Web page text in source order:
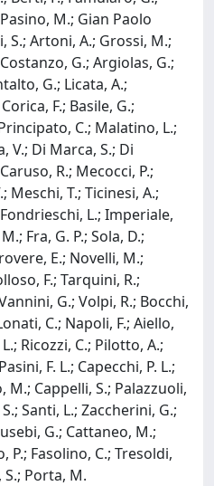
M.; Gian Paolo
S.; Artoni, A.; Grossi, M.;
G.; Argiolas, G.;
G.; Licata, A.;
F.; Basile, G.;
C.; Malatino, L.;
V.; Di Marca, S.; Di
R.; Mecocci, P.;
Meschi, T.; Ticinesi, A.;
L.; Imperiale,
Fra, G. P.; Sola, D.;
E.; Novelli, M.;
F.; Tarquini, R.;
G.; Volpi, R.; Bocchi,
C.; Napoli, F.; Aiello,
Ricozzi, C.; Pilotto, A.;
F. L.; Capecchi, P. L.;
M.; Cappelli, S.; Palazzuoli,
Santi, L.; Zaccherini, G.;
G.; Cattaneo, M.;
P.; Fasolino, C.; Tresoldi,
Porta, M.